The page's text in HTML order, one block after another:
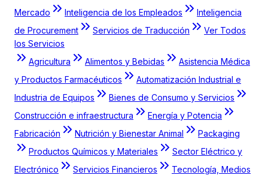
Mercado
Inteligencia de los Empleados
Inteligencia
de Procurement
Servicios de Traducción
Ver Todos
los Servicios
Agricultura
Alimentos y Bebidas
Asistencia Médica
y Productos Farmacéuticos
Automatización Industrial e
Industria de Equipos
Bienes de Consumo y Servicios
Construcción e infraestructura
Energía y Potencia
Fabricación
Nutrición y Bienestar Animal
Packaging
Productos Químicos y Materiales
Sector Eléctrico y
Electrónico
Servicios Financieros
Tecnología, Medios